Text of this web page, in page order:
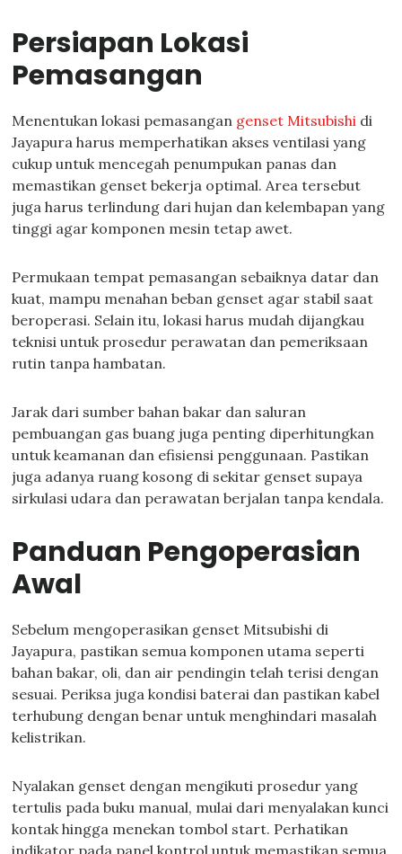
Persiapan Lokasi
Pemasangan
Menentukan lokasi pemasangan genset Mitsubishi di
Jayapura harus memperhatikan akses ventilasi yang
cukup untuk mencegah penumpukan panas dan
memastikan genset bekerja optimal. Area tersebut
juga harus terlindung dari hujan dan kelembapan yang
tinggi agar komponen mesin tetap awet.
Permukaan tempat pemasangan sebaiknya datar dan
kuat, mampu menahan beban genset agar stabil saat
beroperasi. Selain itu, lokasi harus mudah dijangkau
teknisi untuk prosedur perawatan dan pemeriksaan
rutin tanpa hambatan.
Jarak dari sumber bahan bakar dan saluran
pembuangan gas buang juga penting diperhitungkan
untuk keamanan dan efisiensi penggunaan. Pastikan
juga adanya ruang kosong di sekitar genset supaya
sirkulasi udara dan perawatan berjalan tanpa kendala.
Panduan Pengoperasian
Awal
Sebelum mengoperasikan genset Mitsubishi di
Jayapura, pastikan semua komponen utama seperti
bahan bakar, oli, dan air pendingin telah terisi dengan
sesuai. Periksa juga kondisi baterai dan pastikan kabel
terhubung dengan benar untuk menghindari masalah
kelistrikan.
Nyalakan genset dengan mengikuti prosedur yang
tertulis pada buku manual, mulai dari menyalakan kunci
kontak hingga menekan tombol start. Perhatikan